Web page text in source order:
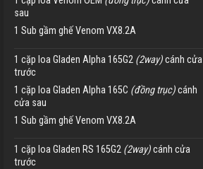
sau
1 Sub gầm ghế Venom VX8.2A
1 cặp loa Gladen Alpha 165G2 (2way)cánh cửa
trước
1 cặp loa Gladen Alpha 165C (đồng trục)cánh
cửa sau
1 Sub gầm ghế Venom VX8.2A
1 cặp loa Gladen RS 165G2 (2way)cánh cửa
trước